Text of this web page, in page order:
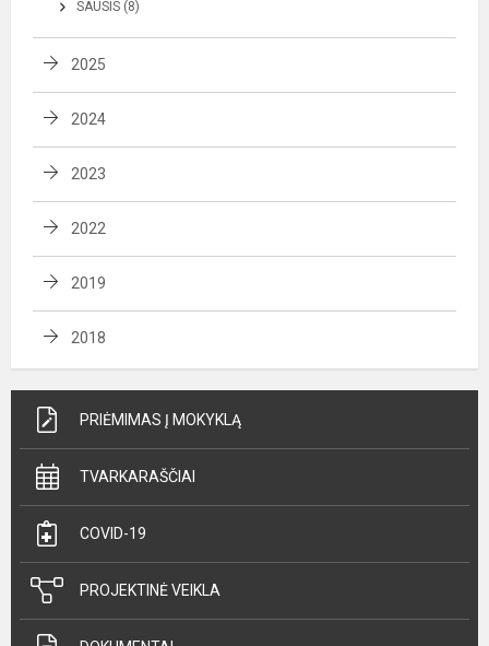
SAUSIS (8)
2025
2024
2023
2022
2019
2018
PRIĖMIMAS Į MOKYKLĄ
TVARKARAŠČIAI
COVID-19
PROJEKTINĖ VEIKLA